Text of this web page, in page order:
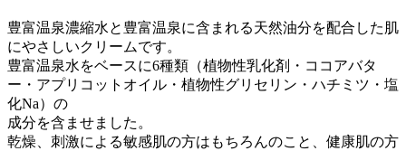
豊富温泉濃縮水と豊富温泉に含まれる天然油分を配合した肌
にやさしいクリームです。
豊富温泉水をベースに6種類（植物性乳化剤・ココアバタ
ー・アプリコットオイル・植物性グリセリン・ハチミツ・塩
化Na）の
成分を含ませました。
乾燥、刺激による敏感肌の方はもちろんのこと、健康肌の方